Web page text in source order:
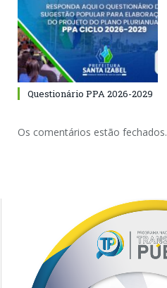
Questionário PPA 2026-2029
Os comentários estão fechados.